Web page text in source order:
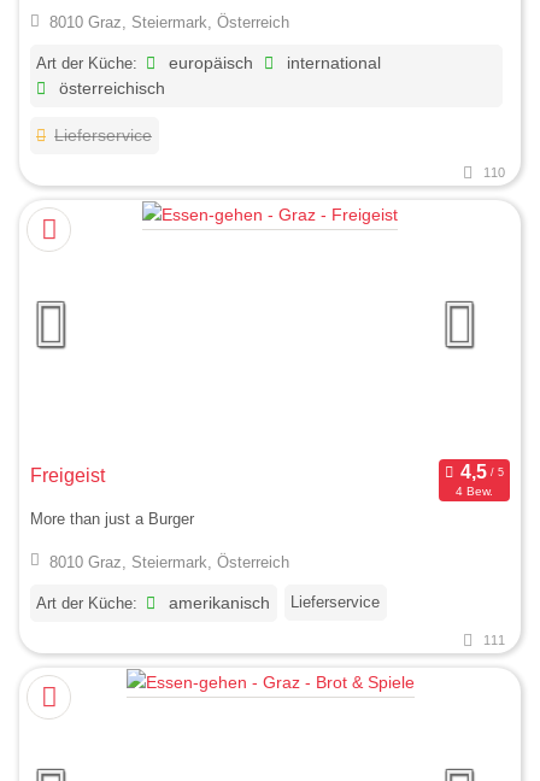
8010 Graz, Steiermark, Österreich
Art der Küche: europäisch
international
österreichisch
Lieferservice
110
Freigeist
4 Bew.
More than just a Burger
8010 Graz, Steiermark, Österreich
Art der Küche: amerikanisch Lieferservice
111